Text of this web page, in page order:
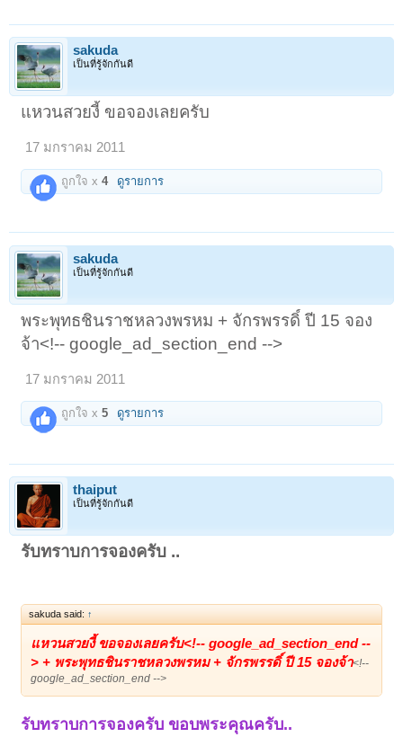
sakuda
เป็นที่รู้จักกันดี
แหวนสวยงี้ ขอจองเลยครับ
17 มกราคม 2011
ถูกใจ x4 ดูรายการ
sakuda
เป็นที่รู้จักกันดี
พระพุทธชินราชหลวงพรหม + จักรพรรดิ์ ปี 15 จอง
จ้า<!-- google_ad_section_end -->
17 มกราคม 2011
ถูกใจ x5 ดูรายการ
thaiput
เป็นที่รู้จักกันดี
รับทราบการจองครับ ..
sakuda said: ↑
แหวนสวยงี้ ขอจองเลยครับ<!-- google_ad_section_end --
> + พระพุทธชินราชหลวงพรหม + จักรพรรดิ์ ปี 15 จองจ้า<!--
google_ad_section_end -->
รับทราบการจองครับ ขอบพระคุณครับ..